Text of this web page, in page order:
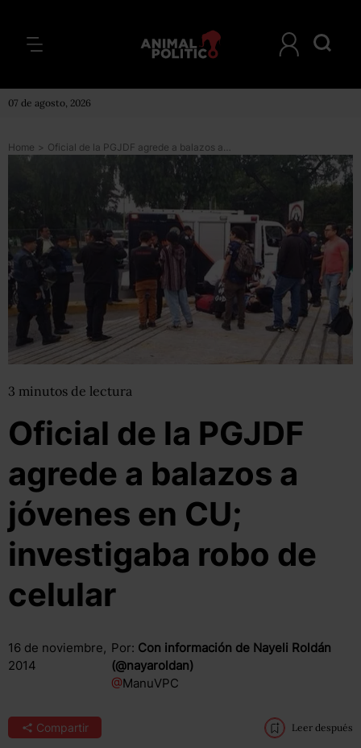
07 de agosto, 2026
Home > Oficial de la PGJDF agrede a balazos a jóvenes en CU; investigaba robo de celular
3 minutos de lectura
Oficial de la PGJDF
agrede a balazos a
jóvenes en CU;
investigaba robo de
celular
16 de noviembre,
2014
Por: Con información de Nayeli Roldán
(@nayaroldan)
@ManuVPC
Compartir Leer después